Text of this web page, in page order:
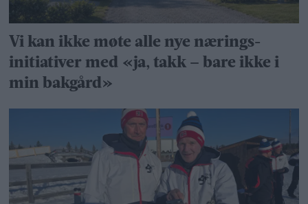
Vi kan ikke møte alle nye nærings­
initiativer med «ja, takk – bare ikke i
min bakgård»